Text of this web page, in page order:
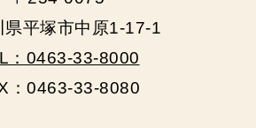
県平塚市中原1-17-1
：0463-33-8000
：0463-33-8080